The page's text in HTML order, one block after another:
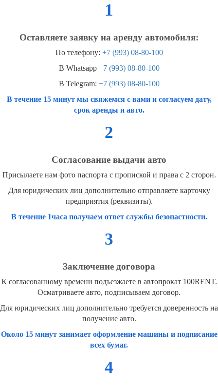
1
Оставляете заявку на аренду автомобиля:
По телефону: +7 (993) 08-80-100
В Whatsapp +7 (993) 08-80-100
В Telegram: +7 (993) 08-80-100
В течение 15 минут мы свяжемся с вами и согласуем дату,
срок аренды и авто.
2
Согласование выдачи авто
Присылаете нам фото паспорта с пропиской и права с 2 сторон.
Для юридических лиц дополнительно отправляете карточку
предприятия (реквизиты).
В течение 1часа получаем ответ службы безопастности.
3
Заключение договора
К согласованному времени подъезжаете в автопрокат 100RENT.
Осматриваете авто, подписываем договор.
Для юридических лиц дополнительно требуется доверенность на
получение авто.
Около 15 минут занимает оформление машины и подписание
всех бумаг.
4